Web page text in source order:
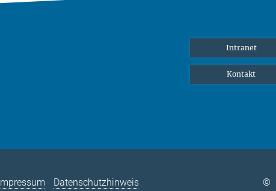
Intranet
Kontakt
Impressum Datenschutzhinweis ©